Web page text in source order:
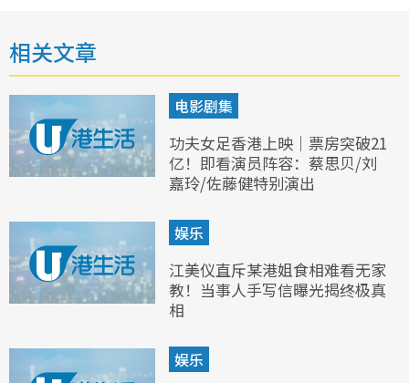
相关文章
电影剧集
功夫女足香港上映｜票房突破21
亿！即看演员阵容：蔡思贝/刘
嘉玲/佐藤健特别演出
娱乐
江美仪直斥某港姐食相难看无家
教！当事人手写信曝光揭终极真
相
娱乐